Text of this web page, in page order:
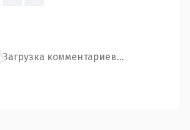
Загрузка комментариев...